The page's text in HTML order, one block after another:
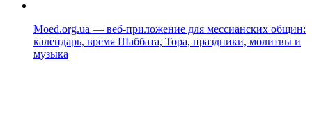
Moed.org.ua — веб-приложение для мессианских общин:
календарь, время Шаббата, Тора, праздники, молитвы и
музыка